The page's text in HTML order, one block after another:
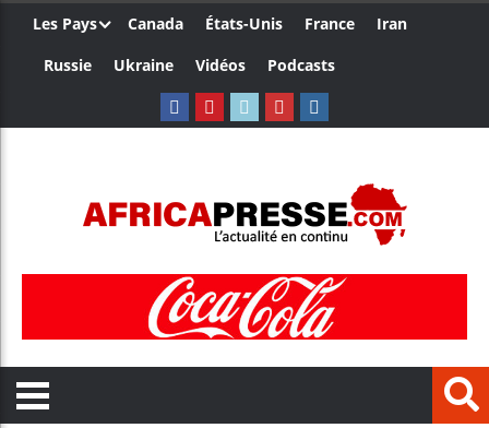
Les Pays Canada États-Unis France
Iran
Russie
Ukraine Vidéos Podcasts